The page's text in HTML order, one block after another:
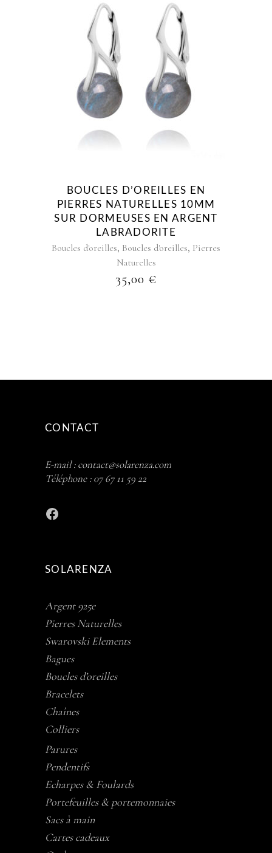
BOUCLES D’OREILLES EN
PIERRES NATURELLES 10MM
SUR DORMEUSES EN ARGENT
LABRADORITE
Boucles d'oreilles, Boucles d'oreilles, Pierres
Naturelles
35,00 €
CONTACT
E-mail :contact@solarenza.com
Téléphone :07 67 11 59 22
Facebook
SOLARENZA
Argent 925e
Pierres Naturelles
Swarovski Elements
Bagues
Boucles d’oreilles
Bracelets
Chaînes
Colliers
Parures
Pendentifs
Echarpes & Foulards
Portefeuilles & portemonnaies
Sacs à main
Cartes cadeaux